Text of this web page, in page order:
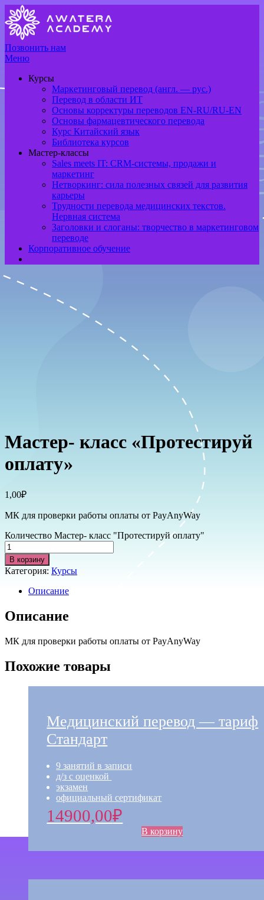
Позвонить нам
Меню
Курсы
Маркетинговый перевод (англ. — рус.)
Перевод в области ИТ
Основы корректуры переводов EN-RU/RU-EN
Основы фармацевтического перевода
Курс Китайский язык
Библиотека курсов
Мастер-классы
Sales meets IT: CRM-системы, продажи и
маркетинг
Нетворкинг: сила полезных связей для развития
карьеры
Трудности перевода медицинских текстов.
Нервная система
Заголовки и слоганы: творчество в маркетинговом
переводе
Корпоративное обучение
Мастер- класс «Протестируй
оплату»
1,00₽
МК для проверки работы оплаты от PayAnyWay
Количество Мастер- класс "Протестируй оплату"
В корзину
Категория: Курсы
Описание
Описание
МК для проверки работы оплаты от PayAnyWay
Похожие товары
Медицинский перевод — тариф
Стандарт
9 занятий в записи​​
д/з с оценкой ​
экзамен​
официальный сертификат
14900,00₽
В корзину